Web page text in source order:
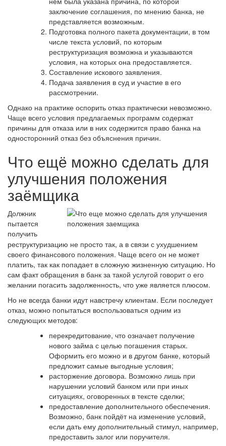
заключение соглашения, по мнению банка, не
представляется возможным.
Подготовка полного пакета документации, в том
числе текста условий, по которым
реструктуризация возможна и указываются
условия, на которых она предоставляется.
Составление искового заявления.
Подача заявления в суд и участие в его
рассмотрении.
Однако на практике оспорить отказ практически невозможно.
Чаще всего условия предлагаемых программ содержат
причины для отказа или в них содержится право банка на
односторонний отказ без объяснения причин.
Что ещё можно сделать для
улучшения положения
заёмщика
Должник
пытается
получить
реструктуризацию не просто так, а в связи с ухудшением
своего финансового положения. Чаще всего он не может
платить, так как попадает в сложную жизненную ситуацию. Но
сам факт обращения в банк за такой услугой говорит о его
желании погасить задолженность, что уже является плюсом.
Но не всегда банки идут навстречу клиентам. Если последует
отказ, можно попытаться воспользоваться одним из
следующих методов:
перекредитование, что означает получение
нового займа с целью погашения старых.
Оформить его можно и в другом банке, который
предложит самые выгодные условия;
расторжение договора. Возможно лишь при
нарушении условий банком или при иных
ситуациях, оговоренных в тексте сделки;
предоставление дополнительного обеспечения.
Возможно, банк пойдёт на изменение условий,
если дать ему дополнительный стимул, например,
предоставить залог или поручителя.